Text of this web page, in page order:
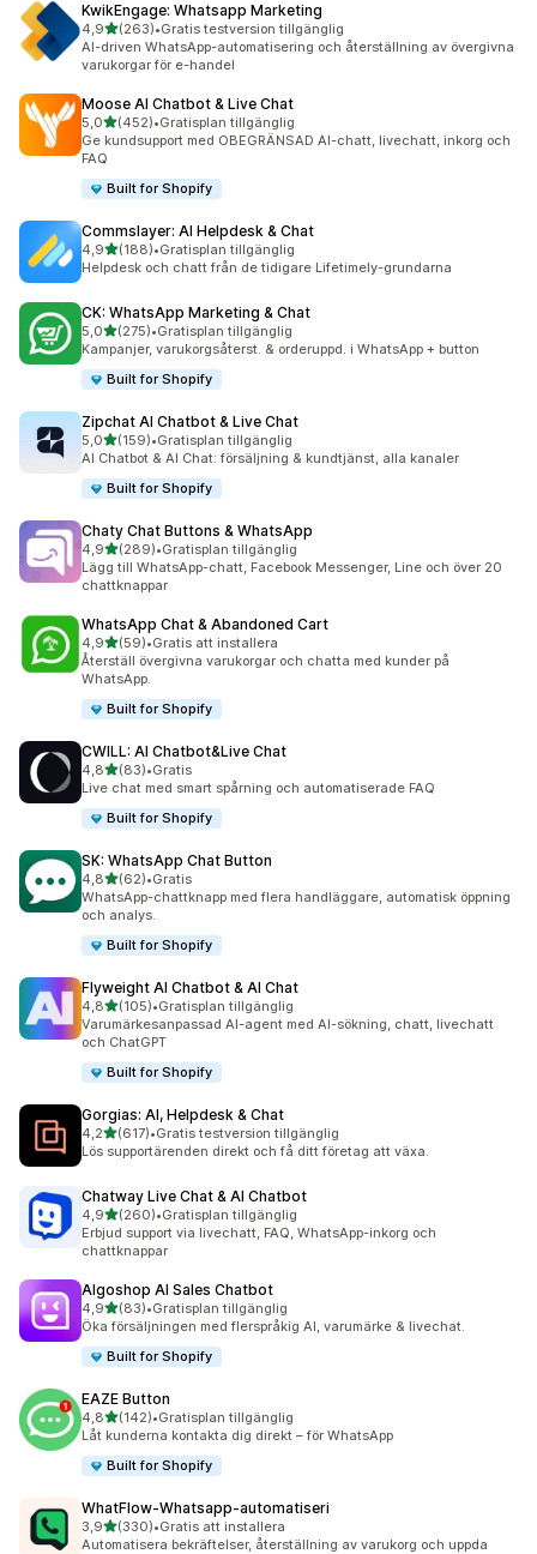
KwikEngage: Whatsapp Marketing
4,9av 5 stjärnor
(263)
263 recensioner totalt
•Gratis testversion tillgänglig
AI-driven WhatsApp-automatisering och återställning av övergivna
varukorgar för e-handel
Moose AI Chatbot & Live Chat
5,0av 5 stjärnor
(452)
452 recensioner totalt
•Gratisplan tillgänglig
Ge kundsupport med OBEGRÄNSAD AI-chatt, livechatt, inkorg och
FAQ
Built for Shopify
Commslayer: AI Helpdesk & Chat
4,9av 5 stjärnor
(188)
188 recensioner totalt
•Gratisplan tillgänglig
Helpdesk och chatt från de tidigare Lifetimely-grundarna
CK: WhatsApp Marketing & Chat
5,0av 5 stjärnor
(275)
275 recensioner totalt
•Gratisplan tillgänglig
Kampanjer, varukorgsåterst. & orderuppd. i WhatsApp + button
Built for Shopify
Zipchat AI Chatbot & Live Chat
5,0av 5 stjärnor
(159)
159 recensioner totalt
•Gratisplan tillgänglig
AI Chatbot & AI Chat: försäljning & kundtjänst, alla kanaler
Built for Shopify
Chaty Chat Buttons & WhatsApp
4,9av 5 stjärnor
(289)
289 recensioner totalt
•Gratisplan tillgänglig
Lägg till WhatsApp-chatt, Facebook Messenger, Line och över 20
chattknappar
WhatsApp Chat & Abandoned Cart
4,9av 5 stjärnor
(59)
59 recensioner totalt
•Gratis att installera
Återställ övergivna varukorgar och chatta med kunder på
WhatsApp.
Built for Shopify
CWILL: AI Chatbot&Live Chat
4,8av 5 stjärnor
(83)
83 recensioner totalt
•Gratis
Live chat med smart spårning och automatiserade FAQ
Built for Shopify
SK: WhatsApp Chat Button
4,8av 5 stjärnor
(62)
62 recensioner totalt
•Gratis
WhatsApp-chattknapp med flera handläggare, automatisk öppning
och analys.
Built for Shopify
Flyweight AI Chatbot & AI Chat
4,8av 5 stjärnor
(105)
105 recensioner totalt
•Gratisplan tillgänglig
Varumärkesanpassad AI-agent med AI-sökning, chatt, livechatt
och ChatGPT
Built for Shopify
Gorgias: AI, Helpdesk & Chat
4,2av 5 stjärnor
(617)
617 recensioner totalt
•Gratis testversion tillgänglig
Lös supportärenden direkt och få ditt företag att växa.
Chatway Live Chat & AI Chatbot
4,9av 5 stjärnor
(260)
260 recensioner totalt
•Gratisplan tillgänglig
Erbjud support via livechatt, FAQ, WhatsApp-inkorg och
chattknappar
Algoshop AI Sales Chatbot
4,9av 5 stjärnor
(83)
83 recensioner totalt
•Gratisplan tillgänglig
Öka försäljningen med flerspråkig AI, varumärke & livechat.
Built for Shopify
EAZE Button
4,8av 5 stjärnor
(142)
142 recensioner totalt
•Gratisplan tillgänglig
Låt kunderna kontakta dig direkt – för WhatsApp
Built for Shopify
WhatFlow‑Whatsapp‑automatiseri
3,9av 5 stjärnor
(330)
330 recensioner totalt
•Gratis att installera
Automatisera bekräftelser, återställning av varukorg och uppda